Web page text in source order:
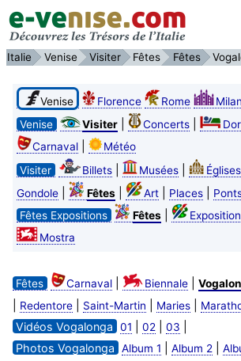
Italie Venise Visiter Fêtes Fêtes
Venise Florence Rome
Milan
Venise
Visiter| Concerts|
Carnaval|
Météo
Visiter
Billets| Musées| Églises
Gondole| Fêtes| Art| Places|
Fêtes Expositions
Fêtes|
Mostra
Fêtes Carnaval| Biennale|
Redentore| Saint-Martin Maries|
Vidéos Vogalonga 01 02 03
Photos Vogalonga
Album 1 Album 2